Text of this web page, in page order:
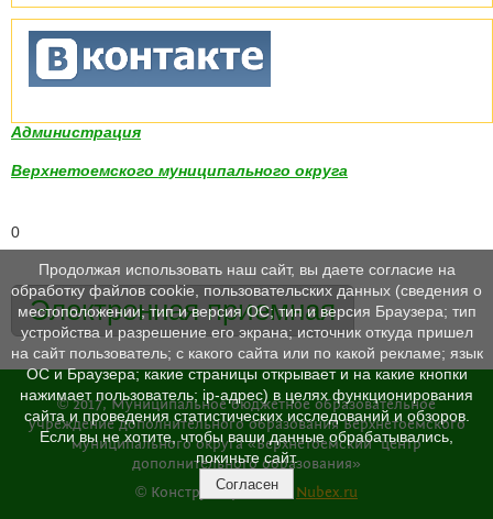
Администрация
Верхнетоемского муниципального округа
0
Электронная приемная
© 2017, Муниципальное бюджетное образовательное
учреждение дополнительного образования Верхнетоемского
муниципального округа «Верхнетоемский центр
дополнительного образования»
© Конструктор сайтов Nubex.ru
Продолжая использовать наш сайт, вы даете согласие на
обработку файлов cookie, пользовательских данных (сведения о
местоположении; тип и версия ОС; тип и версия Браузера; тип
устройства и разрешение его экрана; источник откуда пришел
на сайт пользователь; с какого сайта или по какой рекламе; язык
ОС и Браузера; какие страницы открывает и на какие кнопки
нажимает пользователь; ip-адрес) в целях функционирования
сайта и проведения статистических исследований и обзоров.
Если вы не хотите, чтобы ваши данные обрабатывались,
покиньте сайт.
Согласен